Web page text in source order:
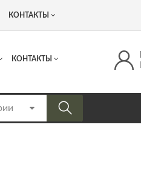
+7 (917) 537 17 16
КОНТАКТЫ
КОНТАКТЫ